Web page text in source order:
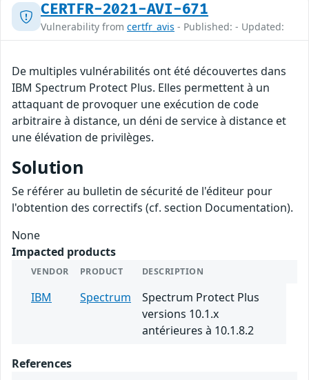
CERTFR-2021-AVI-671
Vulnerability from certfr_avis - Published: - Updated:
De multiples vulnérabilités ont été découvertes dans
IBM Spectrum Protect Plus. Elles permettent à un
attaquant de provoquer une exécution de code
arbitraire à distance, un déni de service à distance et
une élévation de privilèges.
Solution
Se référer au bulletin de sécurité de l'éditeur pour
l'obtention des correctifs (cf. section Documentation).
None
Impacted products
VENDOR PRODUCT DESCRIPTION
IBM Spectrum
Spectrum Protect Plus
versions 10.1.x
antérieures à 10.1.8.2
References